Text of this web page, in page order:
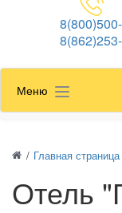
Меню
/ Главная страница
Отель